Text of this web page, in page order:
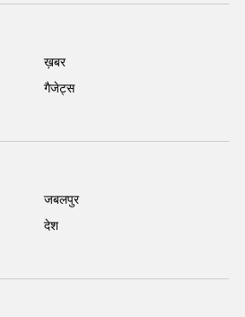
ख़बर
गैजेट्स
जबलपुर
देश